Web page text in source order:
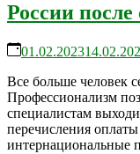
России
01.02.2023
Все больше человек
Профессионализм
специалистам
перечисления
интернациональные